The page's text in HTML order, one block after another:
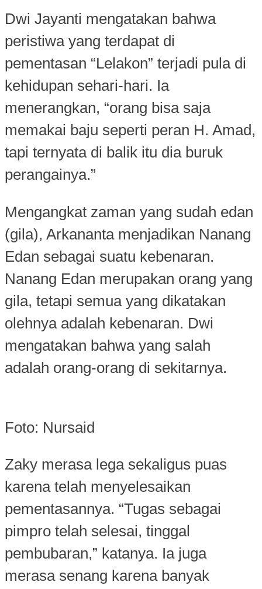
Dwi Jayanti mengatakan bahwa
peristiwa yang terdapat di
pementasan “Lelakon” terjadi pula di
kehidupan sehari-hari. Ia
menerangkan, “orang bisa saja
memakai baju seperti peran H. Amad,
tapi ternyata di balik itu dia buruk
perangainya.”
Mengangkat zaman yang sudah edan
(gila), Arkananta menjadikan Nanang
Edan sebagai suatu kebenaran.
Nanang Edan merupakan orang yang
gila, tetapi semua yang dikatakan
olehnya adalah kebenaran. Dwi
mengatakan bahwa yang salah
adalah orang-orang di sekitarnya.
Foto: Nursaid
Zaky merasa lega sekaligus puas
karena telah menyelesaikan
pementasannya. “Tugas sebagai
pimpro telah selesai, tinggal
pembubaran,” katanya. Ia juga
merasa senang karena banyak